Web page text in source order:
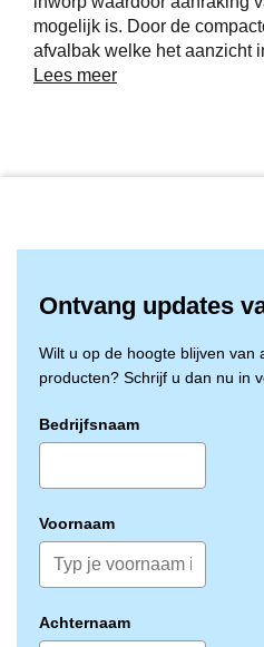
mogelijk is. Door de
afvalbak welke het aanzicht
De afvalzak is volledig te
Zowel staand als
Net aanzicht
Hygiënisch
Afmeting 560 x 337 x
Lees meer
Ontvang updates
Wilt u op de hoogte blijven van
producten? Schrijf u dan nu in
Bedrijfsnaam
Voornaam
Achternaam